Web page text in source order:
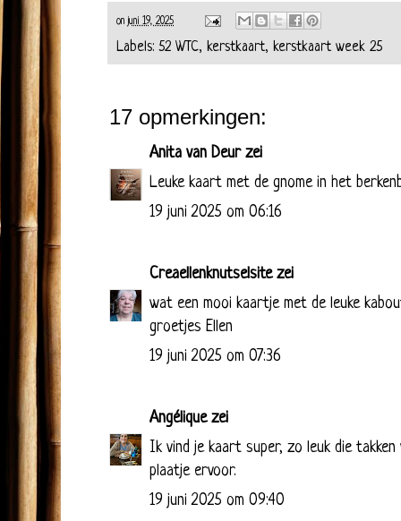
onjuni 19, 2025
Labels: 52 WTC, kerstkaart, kerstkaart week 25
17 opmerkingen:
Anita van Deurzei
Leuke kaart met de gnome in het
19 juni 2025 om 06:16
Creaellenknutselsitezei
wat een mooi kaartje met de leuke
groetjes Ellen
19 juni 2025 om 07:36
Angéliquezei
Ik vind je kaart super, zo leuk die
plaatje ervoor.
19 juni 2025 om 09:40